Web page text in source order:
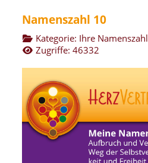
Namenszahl 10
Kategorie: Ihre Namenszahl
Zugriffe: 46332